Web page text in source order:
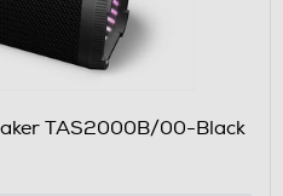
TAS2000B/00-Black